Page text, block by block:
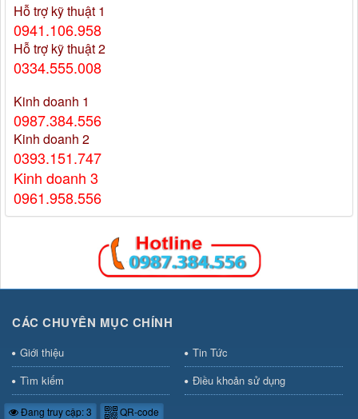
Hỗ trợ kỹ thuật 1
0941.106.958
Hỗ trợ kỹ thuật 2
0334.555.008
Kinh doanh 1
0987.384.556
Kinh doanh 2
0393.151.747
Kinh doanh 3
0961.958.556
CÁC CHUYÊN MỤC CHÍNH
Giới thiệu
Tin Tức
Tìm kiếm
Điều khoản sử dụng
Đang truy cập: 3 QR-code